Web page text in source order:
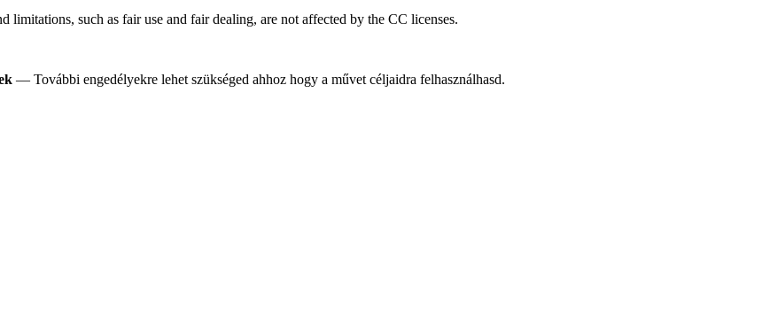
limitations, such as fair use and fair dealing, are not affected by the CC licenses.
— További engedélyekre lehet szükséged ahhoz hogy a művet céljaidra felhasználhasd.